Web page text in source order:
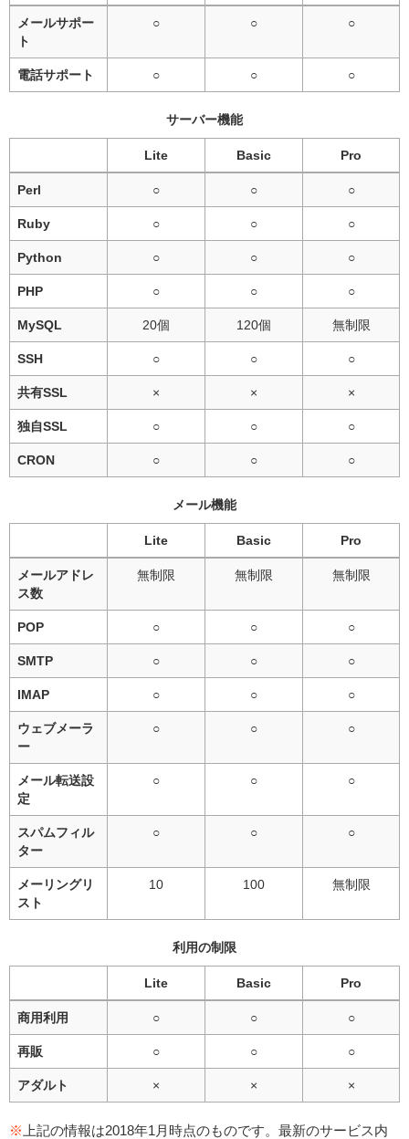
メールサポー
ト
○ ○ ○
電話サポート ○ ○ ○
サーバー機能
Lite Basic Pro
Perl ○ ○ ○
Ruby ○ ○ ○
Python ○ ○ ○
PHP ○ ○ ○
MySQL 20個 120個 無制限
SSH ○ ○ ○
共有SSL × × ×
独自SSL ○ ○ ○
CRON ○ ○ ○
メール機能
Lite Basic Pro
メールアドレ
ス数
無制限 無制限 無制限
POP ○ ○ ○
SMTP ○ ○ ○
IMAP ○ ○ ○
ウェブメーラ
ー
○ ○ ○
メール転送設
定
○ ○ ○
スパムフィル
ター
○ ○ ○
メーリングリ
スト
10 100 無制限
利用の制限
Lite Basic Pro
商用利用 ○ ○ ○
再販 ○ ○ ○
アダルト × × ×
※ 上記の情報は2018年1月時点のものです。最新のサービス内